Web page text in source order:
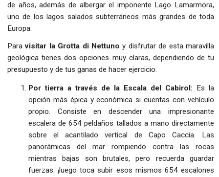
de años, además de albergar el imponente Lago Lamarmora,
uno de los lagos salados subterráneos más grandes de toda
Europa.
Paravisitar la Grotta di Nettuno y disfrutar de esta maravilla
geológica tienes dos opciones muy claras, dependiendo de tu
presupuesto y de tus ganas de hacer ejercicio:
Por tierra a través de la Escala del Cabirol: Es la
opción más épica y económica si cuentas con vehículo
propio. Consiste en descender una impresionante
escalera de 654 peldaños tallados a mano directamente
sobre el acantilado vertical de Capo Caccia. Las
panorámicas del mar rompiendo contra las rocas
mientras bajas son brutales, pero recuerda guardar
fuerzas: ¡luego toca subir esos mismos 654 escalones